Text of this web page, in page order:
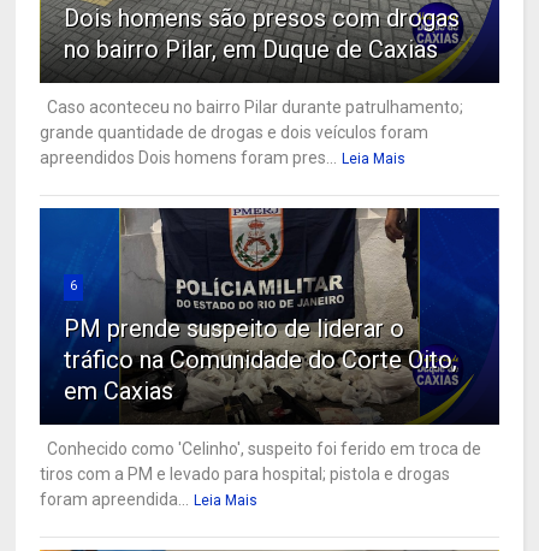
Dois homens são presos com drogas
no bairro Pilar, em Duque de Caxias
Caso aconteceu no bairro Pilar durante patrulhamento;
grande quantidade de drogas e dois veículos foram
apreendidos Dois homens foram pres...
Leia Mais
6
PM prende suspeito de liderar o
tráfico na Comunidade do Corte Oito,
em Caxias
Conhecido como 'Celinho', suspeito foi ferido em troca de
tiros com a PM e levado para hospital; pistola e drogas
foram apreendida...
Leia Mais